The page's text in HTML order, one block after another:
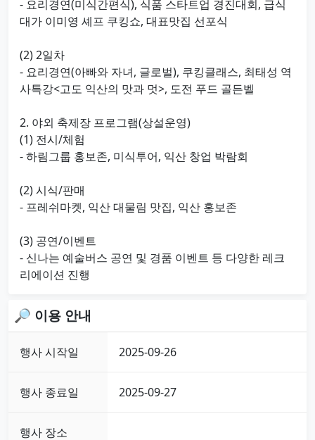
- 요리경연(미식간편식), 식품 스타트업 경진대회, 급식
대가 이미영 셰프 쿠킹쇼, 대표맛집 선포식
(2) 2일차
- 요리경연(아빠와 자녀, 글로벌), 쿠킹클래스, 최태성 역
사특강<고도 익산의 맛과 멋>, 도전 푸드 골든벨
2. 야외 축제장 프로그램(상설운영)
(1) 전시/체험
- 하림그룹 홍보존, 미식투어, 익산 창업 박람회
(2) 시식/판매
- 프레쉬마켓, 익산 대물림 맛집, 익산 홍보존
(3) 공연/이벤트
- 신나는 예술버스 공연 및 경품 이벤트 등 다양한 레크
리에이션 진행
🔎 이용 안내
행사 시작일 2025-09-26
행사 종료일 2025-09-27
행사 장소